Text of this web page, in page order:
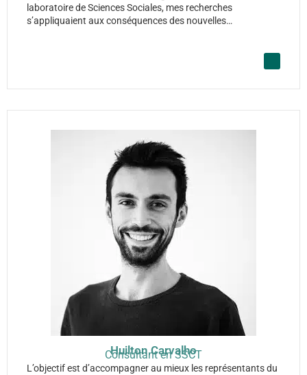
laboratoire de Sciences Sociales, mes recherches
s’appliquaient aux conséquences des nouvelles…
Huilton Carvalho
Consultant en SSCT
L’objectif est d’accompagner au mieux les représentants du